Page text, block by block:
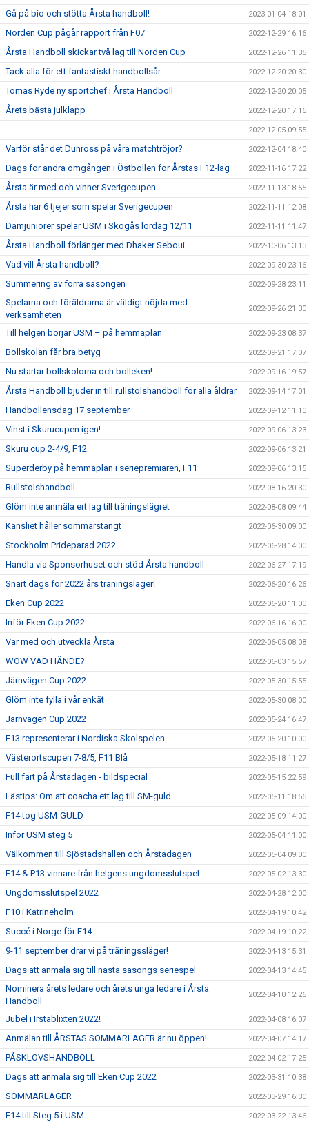
Gå på bio och stötta Årsta handboll! 2023-01-04 18:01
Norden Cup pågår rapport från F07 2022-12-29 16:16
Årsta Handboll skickar två lag till Norden Cup 2022-12-26 11:35
Tack alla för ett fantastiskt handbollsår 2022-12-20 20:30
Tomas Ryde ny sportchef i Årsta Handboll 2022-12-20 20:05
Årets bästa julklapp 2022-12-20 17:16
2022-12-05 09:55
Varför står det Dunross på våra matchtröjor? 2022-12-04 18:40
Dags för andra omgången i Östbollen för Årstas F12-lag 2022-11-16 17:22
Årsta är med och vinner Sverigecupen 2022-11-13 18:55
Årsta har 6 tjejer som spelar Sverigecupen 2022-11-11 12:08
Damjuniorer spelar USM i Skogås lördag 12/11 2022-11-11 11:47
Årsta Handboll förlänger med Dhaker Seboui 2022-10-06 13:13
Vad vill Årsta handboll? 2022-09-30 23:16
Summering av förra säsongen 2022-09-28 23:11
Spelarna och föräldrarna är väldigt nöjda med
verksamheten
2022-09-26 21:30
Till helgen börjar USM – på hemmaplan 2022-09-23 08:37
Bollskolan får bra betyg 2022-09-21 17:07
Nu startar bollskolorna och bolleken! 2022-09-16 19:57
Årsta Handboll bjuder in till rullstolshandboll för alla åldrar 2022-09-14 17:01
Handbollensdag 17 september 2022-09-12 11:10
Vinst i Skurucupen igen! 2022-09-06 13:23
Skuru cup 2-4/9, F12 2022-09-06 13:21
Superderby på hemmaplan i seriepremiären, F11 2022-09-06 13:15
Rullstolshandboll 2022-08-16 20:30
Glöm inte anmäla ert lag till träningslägret 2022-08-08 09:44
Kansliet håller sommarstängt 2022-06-30 09:00
Stockholm Prideparad 2022 2022-06-28 14:00
Handla via Sponsorhuset och stöd Årsta handboll 2022-06-27 17:19
Snart dags för 2022 års träningsläger! 2022-06-20 16:26
Eken Cup 2022 2022-06-20 11:00
Inför Eken Cup 2022 2022-06-16 16:00
Var med och utveckla Årsta 2022-06-05 08:08
WOW VAD HÄNDE? 2022-06-03 15:57
Järnvägen Cup 2022 2022-05-30 15:55
Glöm inte fylla i vår enkät 2022-05-30 08:00
Järnvägen Cup 2022 2022-05-24 16:47
F13 representerar i Nordiska Skolspelen 2022-05-20 10:00
Västerortscupen 7-8/5, F11 Blå 2022-05-18 11:27
Full fart på Årstadagen - bildspecial 2022-05-15 22:59
Lästips: Om att coacha ett lag till SM-guld 2022-05-11 18:56
F14 tog USM-GULD 2022-05-09 14:00
Inför USM steg 5 2022-05-04 11:00
Välkommen till Sjöstadshallen och Årstadagen 2022-05-04 09:00
F14 & P13 vinnare från helgens ungdomsslutspel 2022-05-02 13:30
Ungdomsslutspel 2022 2022-04-28 12:00
F10 i Katrineholm 2022-04-19 10:42
Succé i Norge för F14 2022-04-19 10:22
9-11 september drar vi på träningssläger! 2022-04-13 15:31
Dags att anmäla sig till nästa säsongs seriespel 2022-04-13 14:45
Nominera årets ledare och årets unga ledare i Årsta
Handboll
2022-04-10 12:26
Jubel i Irstablixten 2022! 2022-04-08 16:07
Anmälan till ÅRSTAS SOMMARLÄGER är nu öppen! 2022-04-07 14:17
PÅSKLOVSHANDBOLL 2022-04-02 17:25
Dags att anmäla sig till Eken Cup 2022 2022-03-31 10:38
SOMMARLÄGER 2022-03-29 16:30
F14 till Steg 5 i USM 2022-03-22 13:46